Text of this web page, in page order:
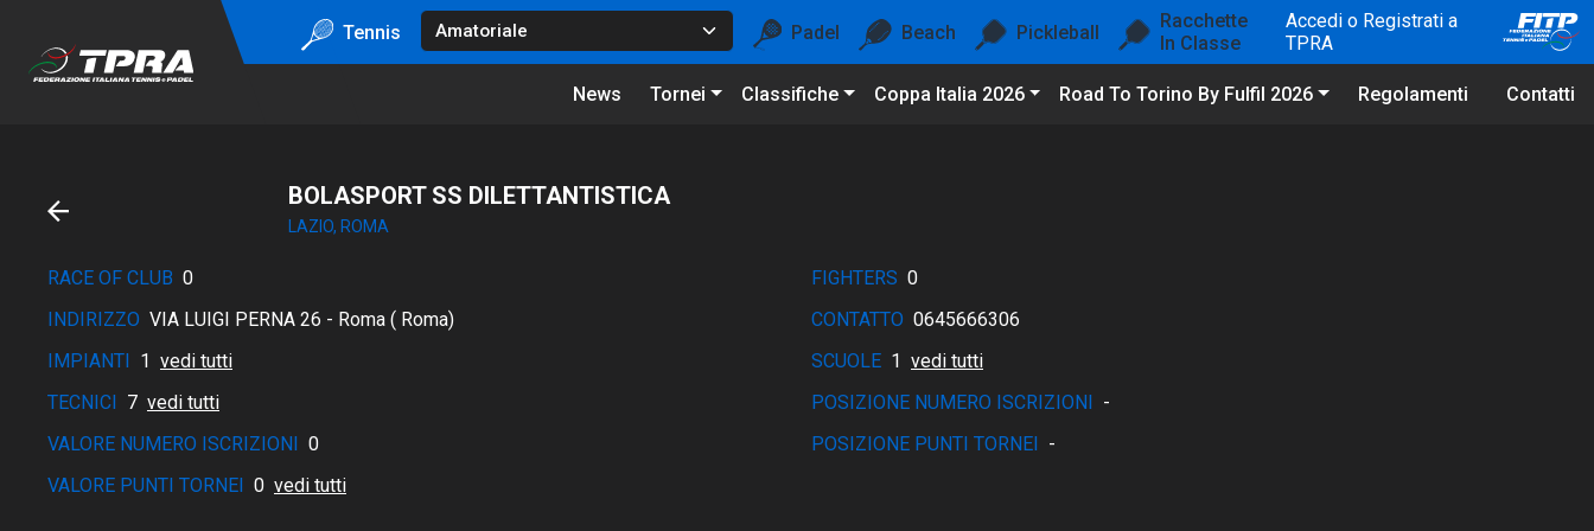
Tennis Padel Beach Pickleball
Racchette
In Classe
Accedi o Registrati a
TPRA
News Tornei Classifiche Coppa Italia 2026 Road To Torino By Fulfil 2026 Regolamenti Contatti
BOLASPORT SS DILETTANTISTICA
LAZIO, ROMA
RACE OF CLUB 0 FIGHTERS 0
INDIRIZZO VIA LUIGI PERNA 26 - Roma ( Roma) CONTATTO 0645666306
IMPIANTI 1 vedi tutti SCUOLE 1 vedi tutti
TECNICI 7 vedi tutti POSIZIONE NUMERO ISCRIZIONI -
VALORE NUMERO ISCRIZIONI 0 POSIZIONE PUNTI TORNEI -
VALORE PUNTI TORNEI 0 vedi tutti